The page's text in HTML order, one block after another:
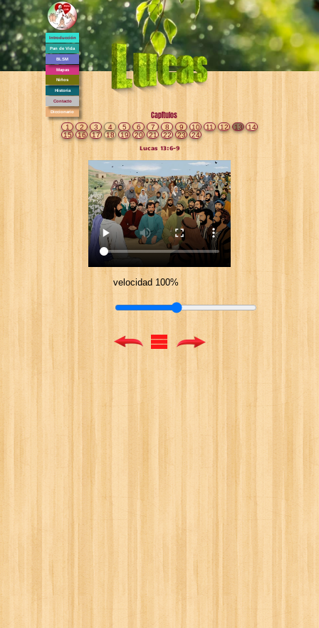
Introducción
Pan de Vida
BLSM
Mapas
Niños
Historia
Contacto
Diccionario Capítulos
1 2 3 4 5 6 7 8 9 10 11 12 13
14
15
16 17 18 19 20 21 22 23
24
Lucas 13:6-9
velocidad 100%